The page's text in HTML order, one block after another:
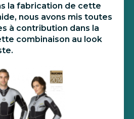
la fabrication de cette
nous avons mis toutes
à contribution dans la
combinaison au look